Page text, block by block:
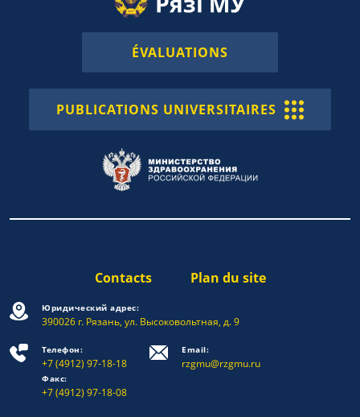
ÉVALUATIONS
PUBLICATIONS UNIVERSITAIRES
Contacts Plan du site
Юридический адрес:
390026 г. Рязань, ул. Высоковольтная, д. 9
Телефон:
+7 (4912) 97-18-18
Факс:
+7 (4912) 97-18-08
Email:
rzgmu@rzgmu.ru